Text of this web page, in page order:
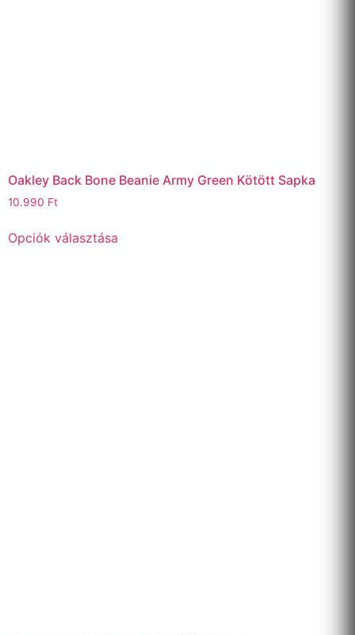
Oakley Back Bone Beanie Army Green Kötött Sapka
10.990 Ft
Opciók választása